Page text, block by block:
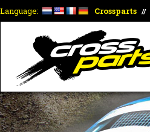
Language: Crossparts //